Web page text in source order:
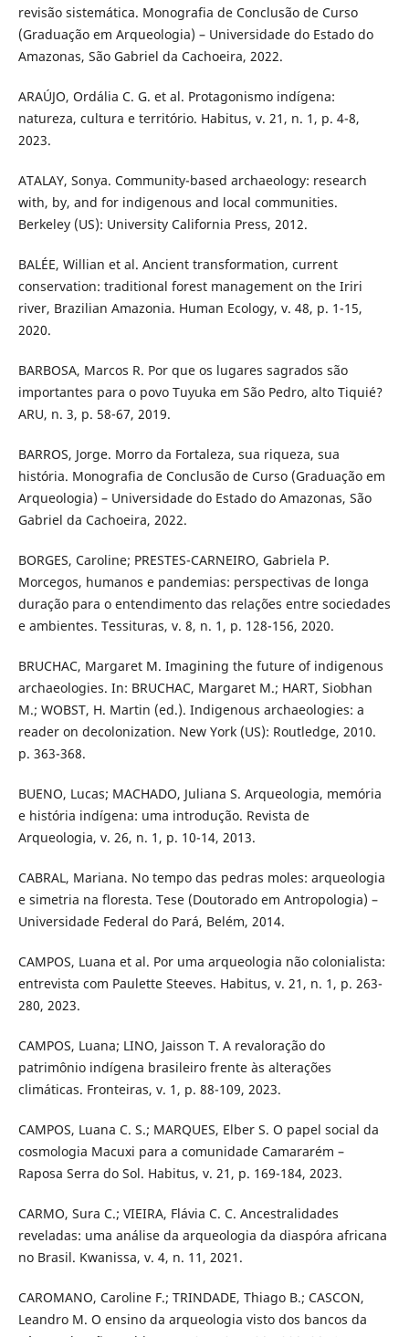
revisão sistemática. Monografia de Conclusão de Curso
(Graduação em Arqueologia) – Universidade do Estado do
Amazonas, São Gabriel da Cachoeira, 2022.
ARAÚJO, Ordália C. G. et al. Protagonismo indígena:
natureza, cultura e território. Habitus, v. 21, n. 1, p. 4-8,
2023.
ATALAY, Sonya. Community-based archaeology: research
with, by, and for indigenous and local communities.
Berkeley (US): University California Press, 2012.
BALÉE, Willian et al. Ancient transformation, current
conservation: traditional forest management on the Iriri
river, Brazilian Amazonia. Human Ecology, v. 48, p. 1-15,
2020.
BARBOSA, Marcos R. Por que os lugares sagrados são
importantes para o povo Tuyuka em São Pedro, alto Tiquié?
ARU, n. 3, p. 58-67, 2019.
BARROS, Jorge. Morro da Fortaleza, sua riqueza, sua
história. Monografia de Conclusão de Curso (Graduação em
Arqueologia) – Universidade do Estado do Amazonas, São
Gabriel da Cachoeira, 2022.
BORGES, Caroline; PRESTES-CARNEIRO, Gabriela P.
Morcegos, humanos e pandemias: perspectivas de longa
duração para o entendimento das relações entre sociedades
e ambientes. Tessituras, v. 8, n. 1, p. 128-156, 2020.
BRUCHAC, Margaret M. Imagining the future of indigenous
archaeologies. In: BRUCHAC, Margaret M.; HART, Siobhan
M.; WOBST, H. Martin (ed.). Indigenous archaeologies: a
reader on decolonization. New York (US): Routledge, 2010.
p. 363-368.
BUENO, Lucas; MACHADO, Juliana S. Arqueologia, memória
e história indígena: uma introdução. Revista de
Arqueologia, v. 26, n. 1, p. 10-14, 2013.
CABRAL, Mariana. No tempo das pedras moles: arqueologia
e simetria na floresta. Tese (Doutorado em Antropologia) –
Universidade Federal do Pará, Belém, 2014.
CAMPOS, Luana et al. Por uma arqueologia não colonialista:
entrevista com Paulette Steeves. Habitus, v. 21, n. 1, p. 263-
280, 2023.
CAMPOS, Luana; LINO, Jaisson T. A revaloração do
patrimônio indígena brasileiro frente às alterações
climáticas. Fronteiras, v. 1, p. 88-109, 2023.
CAMPOS, Luana C. S.; MARQUES, Elber S. O papel social da
cosmologia Macuxi para a comunidade Camararém –
Raposa Serra do Sol. Habitus, v. 21, p. 169-184, 2023.
CARMO, Sura C.; VIEIRA, Flávia C. C. Ancestralidades
reveladas: uma análise da arqueologia da diaspóra africana
no Brasil. Kwanissa, v. 4, n. 11, 2021.
CAROMANO, Caroline F.; TRINDADE, Thiago B.; CASCON,
Leandro M. O ensino da arqueologia visto dos bancos da